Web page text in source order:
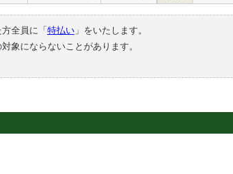
全員に「 特払い」をいたします。
象にならないことがあります。